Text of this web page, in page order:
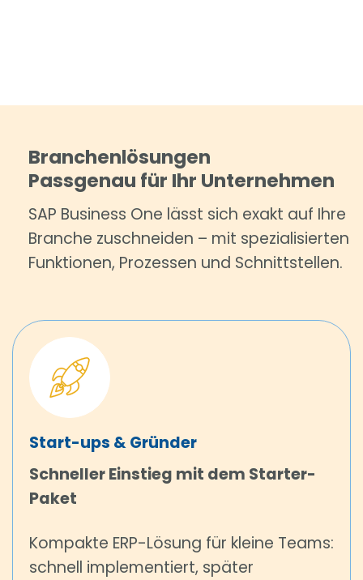
Branchenlösungen
Passgenau für Ihr Unternehmen
SAP Business One lässt sich exakt auf Ihre
Branche zuschneiden – mit spezialisierten
Funktionen, Prozessen und Schnittstellen.
Start-ups & Gründer
Schneller Einstieg mit dem Starter-
Paket
Kompakte ERP-Lösung für kleine Teams:
schnell implementiert, später